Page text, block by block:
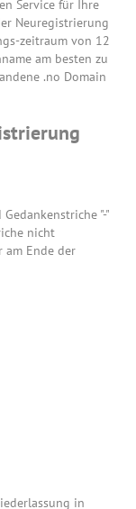
Service für Ihre
Neuregistrierung
zeitraum von 12
am besten zu
.no Domain
"-"
nicht
am Ende der
in